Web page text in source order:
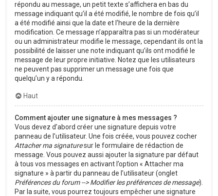
répondu au message, un petit texte s’affichera en bas du
message indiquant qu’il a été modifié, le nombre de fois qu’il
a été modifié ainsi que la date et l’heure de la dernière
modification. Ce message n’apparaîtra pas si un modérateur
ou un administrateur modifie le message, cependant ils ont la
possibilité de laisser une note indiquant qu’ils ont modifié le
message de leur propre initiative. Notez que les utilisateurs
ne peuvent pas supprimer un message une fois que
quelqu’un y a répondu.
Haut
Comment ajouter une signature à mes messages ?
Vous devez d’abord créer une signature depuis votre
panneau de l’utilisateur. Une fois créée, vous pouvez cocher
Attacher ma signaturesur le formulaire de rédaction de
message. Vous pouvez aussi ajouter la signature par défaut
à tous vos messages en activant l’option « Attacher ma
signature » à partir du panneau de l’utilisateur (onglet
Préférences du forum --> Modifier les préférences de message).
Par la suite, vous pourrez toujours empêcher une signature